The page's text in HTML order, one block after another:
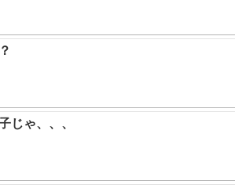
じゃ、、、